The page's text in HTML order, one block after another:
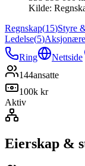
Kilde:
Regnskap(15)Styre
Ledelse(5)
Ring
Nettside
144ansatte
100k kr
Aktiv
Eierskap &